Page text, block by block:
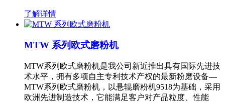
了解详情
MTW 系列欧式磨粉机
MTW系列欧式磨粉机是我公司新近推出具有国际先进技
术水平，拥有多项自主专利技术产权的最新粉磨设备—
MTW系列欧式磨粉机，以悬辊磨粉机9518为基础，采用
欧洲先进制造技术，它能满足客户对产品粒度、性能